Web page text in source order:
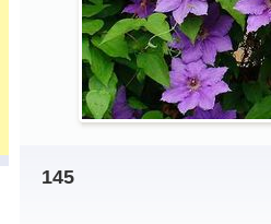
145